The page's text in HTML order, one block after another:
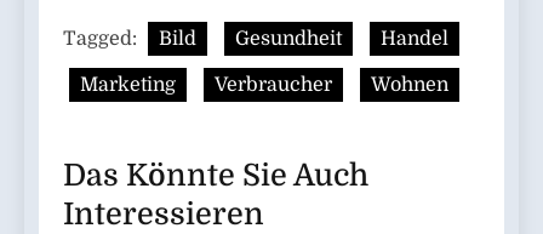
Tagged: Bild Gesundheit Handel
Marketing Verbraucher Wohnen
Das Könnte Sie Auch
Interessieren